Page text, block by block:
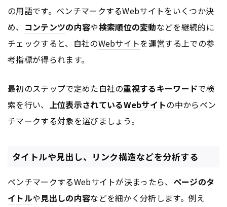
の用語です。ベンチマークするWebサイトをいくつか決
め、 コンテンツの内容や検索順位の変動などを継続的に
チェックすると、自社のWebサイトを運営する上での参
考指標が得られます。
最初のステップで定めた自社の重視するキーワードで検
索を行い、 上位表示されているWebサイトの中からベン
チマークする対象を選びましょう。
タイトルや見出し、リンク構造などを分析する
ベンチマークするWebサイトが決まったら、 ページのタ
イトルや見出しの内容などを細かく分析します。例え